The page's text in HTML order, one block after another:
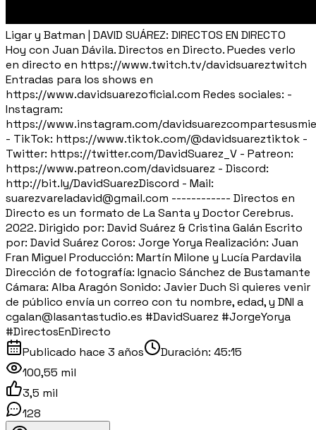
Ligar y Batman | DAVID SUÁREZ: DIRECTOS EN DIRECTO
Hoy con Juan Dávila. Directos en Directo. Puedes verlo
en directo en https://www.twitch.tv/davidsuareztwitch
Entradas para los shows en
https://www.davidsuarezoficial.com Redes sociales: -
Instagram:
https://www.instagram.com/
- TikTok: https://www.tiktok.com/@davidsuareztiktok -
Twitter: https://twitter.com/DavidSuarez_V - Patreon:
https://www.patreon.com/davidsuarez - Discord:
http://bit.ly/DavidSuarezDiscord - Mail:
suarezvareladavid@gmail.com ------------ Directos en
Directo es un formato de La Santa y Doctor Cerebrus.
2022. Dirigido por: David Suárez & Cristina Galán Escrito
por: David Suárez Coros: Jorge Yorya Realización: Juan
Fran Miguel Producción: Martín Milone y Lucía Pardavila
Dirección de fotografía: Ignacio Sánchez de Bustamante
Cámara: Alba Aragón Sonido: Javier Duch Si quieres venir
de público envía un correo con tu nombre, edad, y DNI a
cgalan@lasantastudio.es #DavidSuarez #JorgeYorya
#DirectosEnDirecto
Publicado hace 3 años Duración: 45:15
100,55 mil
3,5 mil
128